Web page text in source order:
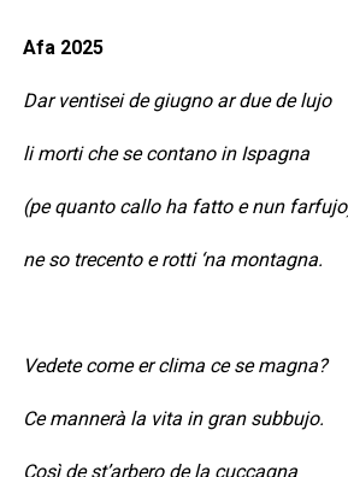
Afa 2025
Dar ventisei de giugno ar due de lujo
li morti che se contano in Ispagna
(pe quanto callo ha fatto e nun
ne so trecento e rotti ‘na montagna.
Vedete come er clima ce se magna?
Ce mannerà la vita in gran subbujo.
Così de st’arbero de la cuccagna